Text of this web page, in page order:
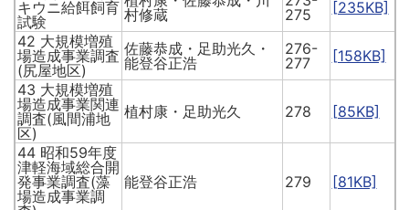
キウニ給餌飼育
試験
村修蔵
275
[235KB]
42 大規模増殖
場造成事業調査
(尻屋地区)
佐藤恭成・足助光久・
能登谷正浩
276-
277
[158KB]
43 大規模増殖
場造成事業関連
調査(風間浦地
区)
植村康・足助光久 278 [85KB]
44 昭和59年度
津軽海域総合開
発事業調査(藻
場造成事業調
能登谷正浩 279 [81KB]